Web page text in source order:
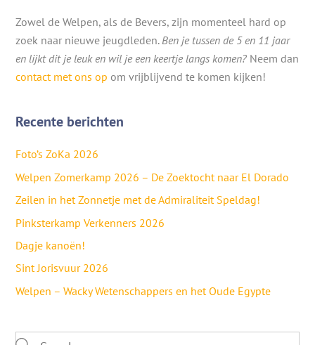
Zowel de Welpen, als de Bevers, zijn momenteel hard op
zoek naar nieuwe jeugdleden.Ben je tussen de 5 en 11 jaar
en lijkt dit je leuk en wil je een keertje langs komen? Neem dan
contact met ons op om vrijblijvend te komen kijken!
Recente berichten
Foto’s ZoKa 2026
Welpen Zomerkamp 2026 – De Zoektocht naar El Dorado
Zeilen in het Zonnetje met de Admiraliteit Speldag!
Pinksterkamp Verkenners 2026
Dagje kanoën!
Sint Jorisvuur 2026
Welpen – Wacky Wetenschappers en het Oude Egypte